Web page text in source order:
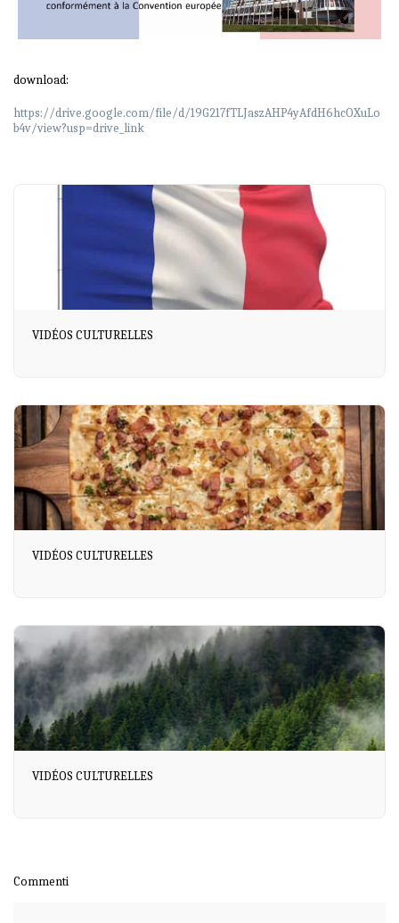
download:
https://drive.google.com/file/d/19G217fTLJaszAHP4yAfdH6hcOXuLo
b4v/view?usp=drive_link
VIDÉOS CULTURELLES
VIDÉOS CULTURELLES
VIDÉOS CULTURELLES
Commenti